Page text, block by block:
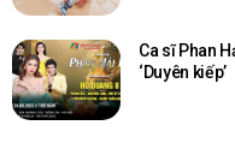
Ca sĩ Phan
‘Duyên kiếp’